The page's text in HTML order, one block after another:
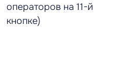
операторов на 11-й
кнопке)